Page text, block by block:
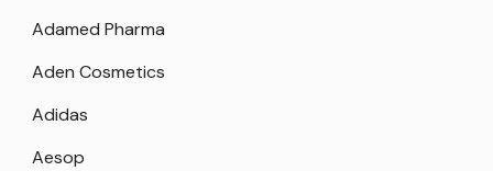
Adamed Pharma
Aden Cosmetics
Adidas
Aesop